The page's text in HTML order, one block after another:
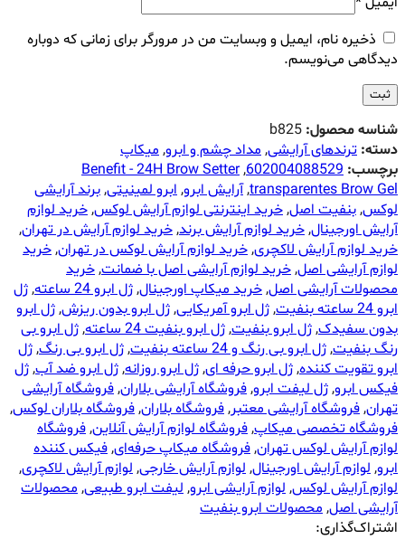
ذخیره نام، ایمیل و وبسایت من در مرورگر برای زمانی که دوباره
دیدگاهی می‌نویسم.
شناسه محصول: b825
دسته: ترندهای آرایشی,مداد چشم و ابرو,میکاپ
برچسب: 602004088529
,
Benefit - 24H Brow Setter
transparentes Brow Gel
,آرایش ابرو,ابرو لمینیتی,برند آرایشی
لوکس,بنفیت اصل,خرید اینترنتی لوازم آرایش لوکس,خرید لوازم
آرایش اورجینال,خرید لوازم آرایش برند,خرید لوازم آرایش در تهران,
خرید لوازم آرایش لاکچری,خرید لوازم آرایش لوکس در تهران,خرید
لوازم آرایشی اصل,خرید لوازم آرایشی اصل با ضمانت,خرید
محصولات آرایشی اصل,خرید میکاپ اورجینال,ژل ابرو 24 ساعته ,ژل
ابرو 24 ساعته بنفیت
,ژل ابرو آمریکایی,ژل ابرو بدون ریزش,ژل ابرو
بدون سفیدک,ژل ابرو بنفیت,ژل ابرو بنفیت 24 ساعته ,ژل ابرو بى
رنگ بنفیت,ژل ابرو بى رنگ و 24 ساعته بنفیت ,ژل ابرو بی رنگ,ژل
ابرو تقویت کننده,ژل ابرو حرفه ای,ژل ابرو روزانه,ژل ابرو ضد آب,ژل
فیکس ابرو,ژل لیفت ابرو,فروشگاه آرایشی بلاران,فروشگاه آرایشی
تهران,فروشگاه آرایشی معتبر,فروشگاه بلاران,فروشگاه بلاران لوکس,
فروشگاه تخصصی میکاپ,فروشگاه لوازم آرایش آنلاین,فروشگاه
لوازم آرایش لوکس تهران,فروشگاه میکاپ حرفه‌ای,فیکس کننده
ابرو,لوازم آرایش اورجینال,لوازم آرایش خارجی,لوازم آرایش لاکچری,
لوازم آرایش لوکس,لوازم آرایشی ابرو,لیفت ابرو طبیعی,محصولات
آرایشی اصل,محصولات ابرو بنفیت
اشتراک‌گذاری: